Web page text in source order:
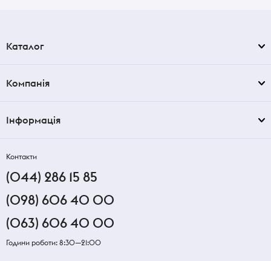
Каталог
Компанія
Інформація
Контакти
(044) 286 15 85
(098) 606 40 00
(063) 606 40 00
Години роботи: 8:30—21:00